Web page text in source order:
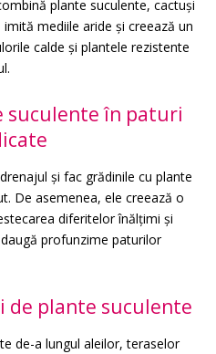
plante suculente, cactuși
mediile aride și creează un
calde și plantele rezistente
suculente în paturi
și fac grădinile cu plante
De asemenea, ele creează o
diferitelor înălțimi și
profunzime paturilor
de plante suculente
de-a lungul aleilor, teraselor